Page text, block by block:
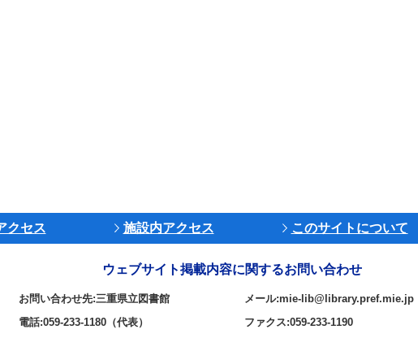
クセス 施設内アクセス このサイトについて
ウェブサイト掲載内容に関するお問い合わせ
お問い合わせ先:三重県立図書館
メール:mie-lib@library.pref.mie.jp
電話:059-233-1180（代表）
ファクス:059-233-1190